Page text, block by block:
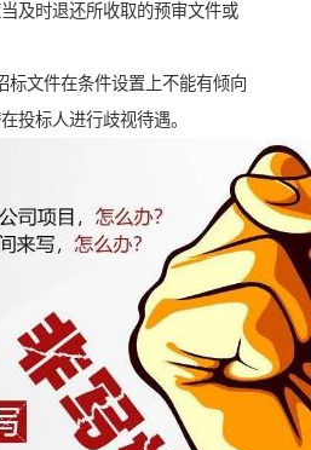
及时退还所收取的预审文件或
标文件在条件设置上不能有倾向
投标人进行歧视待遇。